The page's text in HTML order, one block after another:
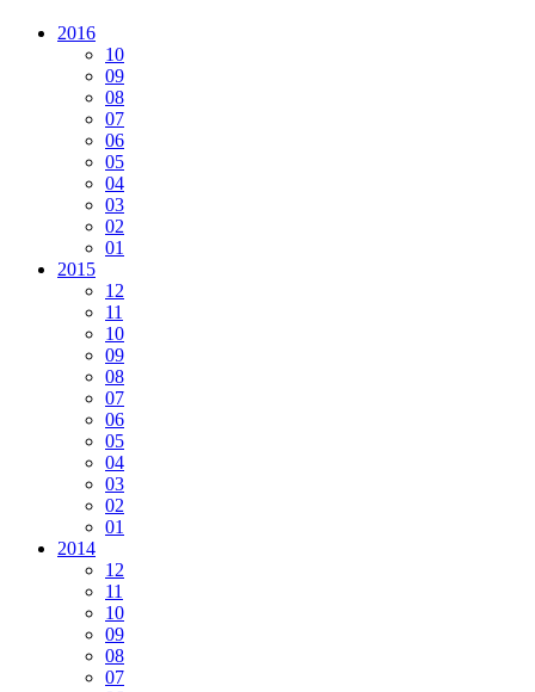
2016
10
09
08
07
06
05
04
03
02
01
2015
12
11
10
09
08
07
06
05
04
03
02
01
2014
12
11
10
09
08
07